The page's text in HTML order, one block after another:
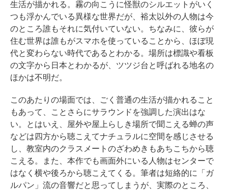
生活が描かれる。霧の向こうに怪獣のシルエットがいく
つも浮かんでいる異様な世界だが、裕太以外の人物は今
のところ誰もそれに気付いていない。ちなみに、彼らが
住む世界は誰もがスマホを使っていることから、ほぼ現
代と変わらない時代であるとわかる。場所は標識や看板
の文字から日本とわかるが、ツツジ台と呼ばれる地名の
ほかは不明だ。
このあたりの場面では、ごく普通の生活が描かれること
もあって、ことさらにサラウンドを強調した演出はな
い。とはいえ、屋外や屋上らしき場所で聞こえる蝉の声
などは四方から聴こえてナチュラルに空間を感じさせる
し、教室内のクラスメートのざわめきもあちこちから聴
こえる。また、本作でも画面外にいる人物はセンターで
はなく横や後ろから聴こえてくる。筆者は短絡的に「ガ
ルパン」流の音響だと思ってしまうが、実際のところ、